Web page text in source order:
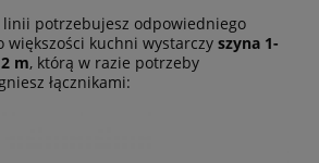
potrzebujesz odpowiedniego
większości kuchni wystarczy szyna 1-
m, którą w razie potrzeby
łącznikami: